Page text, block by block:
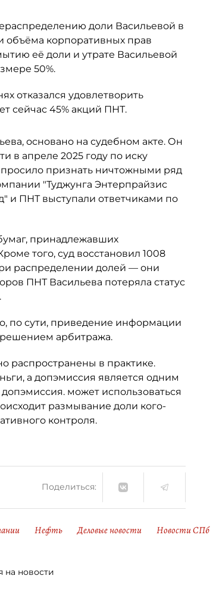
доли Васильевой в
объёма корпоративных прав
её доли и утрате Васильевой
50%.
отказался удовлетворить
сейчас 45% акций ПНТ.
основано на судебном акте. Он
в апреле 2025 году по иску
признать ничтожными ряд
"Туджунга Энтерпрайзис
и ПНТ выступали ответчиками по
принадлежавших
того, суд восстановил 1008
распределении долей — они
ПНТ Васильева потеряла статус
по сути, приведение информации
арбитража.
распространены в практике.
а допэмиссия является одним
может использоваться
размывание доли кого-
контроля.
Поделиться:
Нефть Деловые новости Новости СПб
на новости